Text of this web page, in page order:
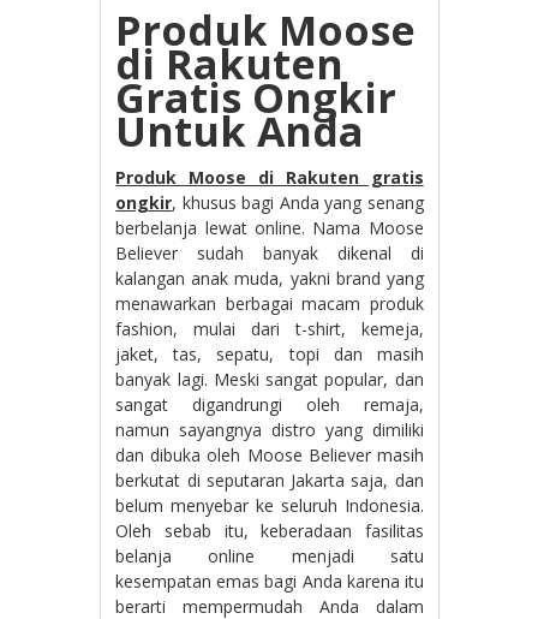
Produk Moose
di Rakuten
Gratis Ongkir
Untuk Anda
Produk Moose di Rakuten gratis
ongkir, khusus bagi Anda yang senang
berbelanja lewat online. Nama Moose
Believer sudah banyak dikenal di
kalangan anak muda, yakni brand yang
menawarkan berbagai macam produk
fashion, mulai dari t-shirt, kemeja,
jaket, tas, sepatu, topi dan masih
banyak lagi. Meski sangat popular, dan
sangat digandrungi oleh remaja,
namun sayangnya distro yang dimiliki
dan dibuka oleh Moose Believer masih
berkutat di seputaran Jakarta saja, dan
belum menyebar ke seluruh Indonesia.
Oleh sebab itu, keberadaan fasilitas
belanja online menjadi satu
kesempatan emas bagi Anda karena itu
berarti mempermudah Anda dalam